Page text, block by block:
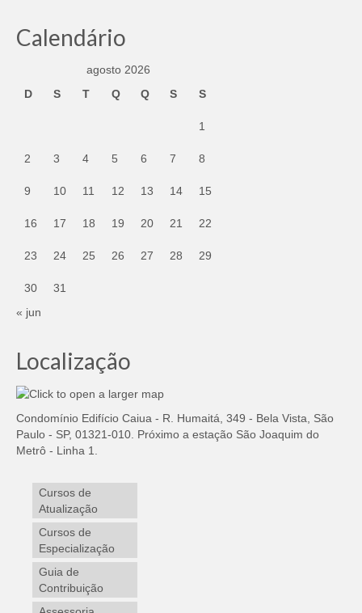
Calendário
agosto 2026
D
S T Q Q S S
1
2 3 4 5 6 7 8
9 10 11 12 13 14 15
16 17 18 19 20 21 22
23 24 25 26 27 28 29
30
31
« jun
Localização
Condomínio Edifício Caiua - R. Humaitá, 349 - Bela Vista, São
Paulo - SP, 01321-010. Próximo a estação São Joaquim do
Metrô - Linha 1.
Cursos de
Atualização
Cursos de
Especialização
Guia de
Contribuição